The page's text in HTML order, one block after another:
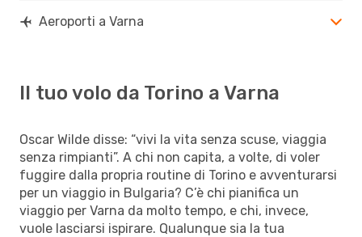
Aeroporti a Varna
Il tuo volo da Torino a Varna
Oscar Wilde disse: “vivi la vita senza scuse, viaggia
senza rimpianti”. A chi non capita, a volte, di voler
fuggire dalla propria routine di Torino e avventurarsi
per un viaggio in Bulgaria? C’è chi pianifica un
viaggio per Varna da molto tempo, e chi, invece,
vuole lasciarsi ispirare. Qualunque sia la tua